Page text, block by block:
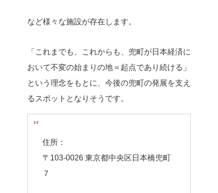
など様々な施設が存在します。
「これまでも、これからも、兜町が日本経済に
おいて不変の始まりの地＝起点であり続ける」
という理念をもとに、今後の兜町の発展を支え
るスポットとなりそうです。
住所：
〒103-0026 東京都中央区日本橋兜町
７